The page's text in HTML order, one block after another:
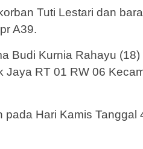
Tuti Lestari dan
A39.
Budi Kurnia Rahayu
Jaya RT 01 RW 06
pada Hari Kamis